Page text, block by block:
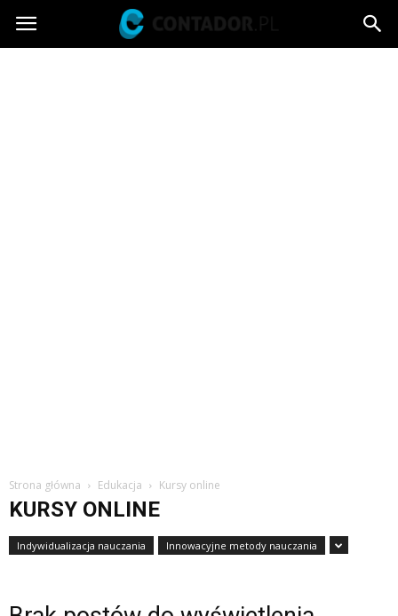
Contador.pl
Strona główna Edukacja Kursy online
KURSY ONLINE
Indywidualizacja nauczania Innowacyjne metody nauczania